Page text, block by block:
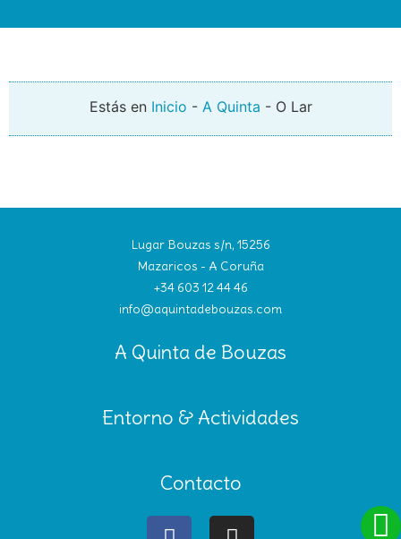
Estás en Inicio - A Quinta - O Lar
Lugar Bouzas s/n, 15256
Mazaricos - A Coruña
+34 603 12 44 46
info@aquintadebouzas.com
A Quinta de Bouzas
Entorno & Actividades
Contacto